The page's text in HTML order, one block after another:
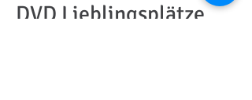
DVD Lieblingsplätze